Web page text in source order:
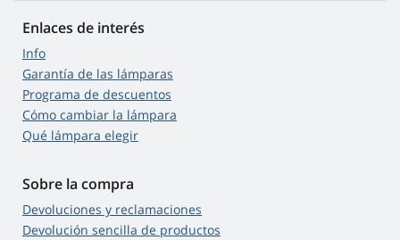
Enlaces de interés
Info
Garantía de las lámparas
Programa de descuentos
Cómo cambiar la lámpara
Qué lámpara elegir
Sobre la compra
Devoluciones y reclamaciones
Devolución sencilla de productos